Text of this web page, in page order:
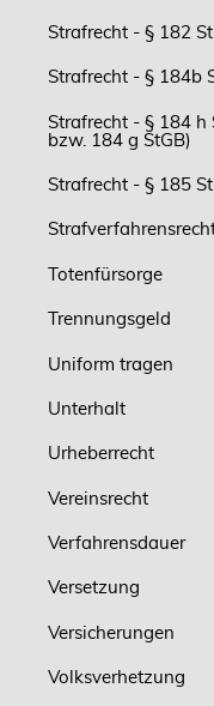
Strafrecht - § 182
Strafrecht - § 184b
Strafrecht - § 184 h
bzw. 184 g StGB)
Strafrecht - § 185
Totenfürsorge
Trennungsgeld
Uniform tragen
Unterhalt
Urheberrecht
Vereinsrecht
Verfahrensdauer
Versetzung
Versicherungen
Volksverhetzung